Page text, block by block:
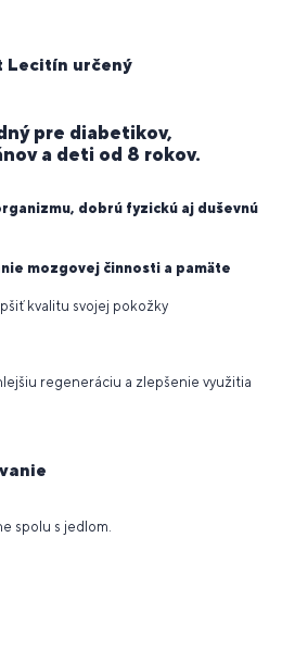
Lecitín určený
pre diabetikov,
a deti od 8 rokov.
dobrú fyzickú aj duševnú
mozgovej činnosti a pamäte
kvalitu svojej pokožky
regeneráciu a zlepšenie využitia
spolu s jedlom.